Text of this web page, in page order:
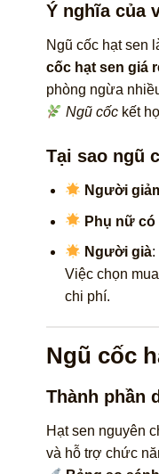
Ý nghĩa của
Ngũ cốc hạt sen
cốc hạt sen giá
phòng ngừa
Ngũ cốc kết
Tại sao ngũ
Người
Phụ nữ có
Người già
Việc chọn
chi phí.
Ngũ cốc
Thành phần
Hạt sen nguyên
và hỗ trợ chức